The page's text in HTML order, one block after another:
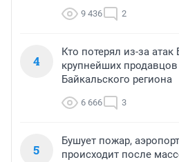
9 436 2
4
Кто потерял из-за
крупнейших
Байкальского региона
6 666 3
5
Бушует пожар,
происходит после